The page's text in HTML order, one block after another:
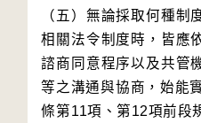
（五）無論採取何種制
相關法令制度時，皆應
諮商同意程序以及共管
等之溝通與協商，始能
條第11項、第12項前段